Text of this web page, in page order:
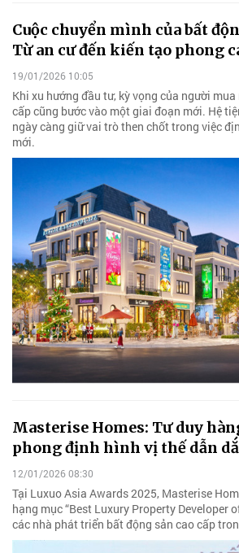
Cuộc chuyển mình của bất
Từ an cư đến kiến tạo phong
19/01/2026 10:05
Khi xu hướng đầu tư, kỳ vọng của người
cấp cũng bước vào một giai đoạn mới. Hệ
ngày càng giữ vai trò then chốt trong việc
mới.
Masterise Homes: Tư duy
phong định hình vị thế dẫn
12/01/2026 08:30
Tại Luxuo Asia Awards 2025, Masterise
hạng mục “Best Luxury Property Developer
các nhà phát triển bất động sản cao cấp